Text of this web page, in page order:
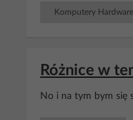
Komputery Hardware
Różnice w
No i na tym bym się